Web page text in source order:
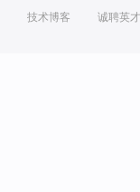
技术博客 诚聘英才